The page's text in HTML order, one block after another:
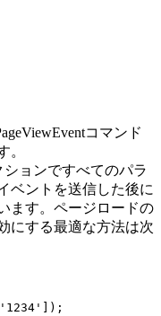
コマンド
。
ョンですべてのパラ
ベントを送信した後に
ます。ページロードの
にする最適な方法は次
'1234']);